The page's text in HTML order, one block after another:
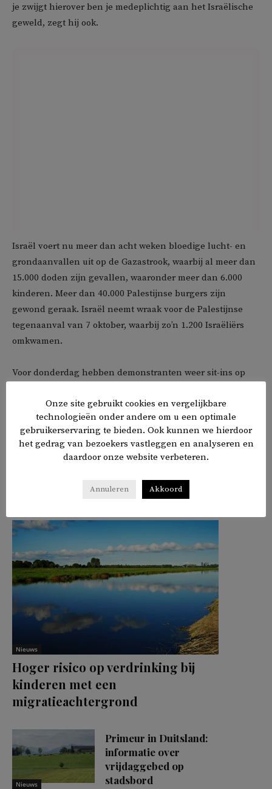
je zwijgt hierover ben je medeplichtig aan het Israëlische
geweld, zegt hij ook.
Israël voert nu meer dan acht weken bloedige lucht- en
grondaanvallen uit op de Gazastrook, waarbij al meer dan
15.000 doden zijn gevallen, waaronder meer dan 6.000
kinderen. Meer dan 40.000 Palestijnse burgers zijn
gewond geraak. Israël neemt wraak voor de Palestijnse
tegenaanval van 7 oktober, waarbij zo’n 1.200 Israëliërs
omkwamen.
Voor donderdag hebben demonstranten weer sit-ins op
Israëlische geweld in Gaza.
TAGS Gaza Palestina
in
Nieuws
Hoger risico op verdrinking bij
kinderen met een
migratieachtergrond
Nieuws
Primeur in Duitsland:
informatie over
vrijdaggebed op
stadsbord
Onze site gebruikt cookies en vergelijkbare
technologieën onder andere om u een optimale
gebruikerservaring te bieden. Ook kunnen we hierdoor
het gedrag van bezoekers vastleggen en analyseren en
daardoor onze website verbeteren.
Annuleren Akkoord